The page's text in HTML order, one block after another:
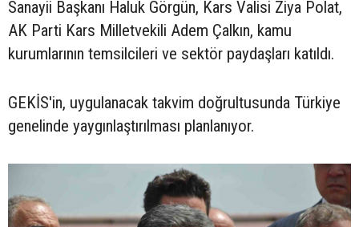
Sanayii Başkanı Haluk Görgün, Kars Valisi Ziya Polat,
AK Parti Kars Milletvekili Adem Çalkın, kamu
kurumlarının temsilcileri ve sektör paydaşları katıldı.
GEKİS'in, uygulanacak takvim doğrultusunda Türkiye
genelinde yaygınlaştırılması planlanıyor.